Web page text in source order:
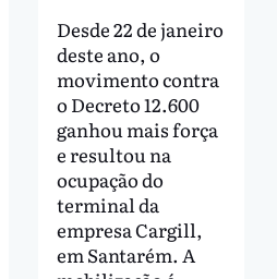
Desde 22 de janeiro
deste ano, o
movimento contra
o Decreto 12.600
ganhou mais força
e resultou na
ocupação do
terminal da
empresa Cargill,
em Santarém. A